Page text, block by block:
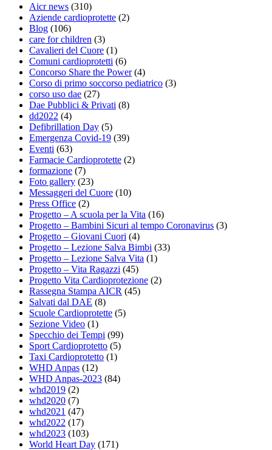
Aicr news (310)
Aziende cardioprotette (2)
Blog (106)
care for children (3)
Cavalieri del Cuore (1)
Comuni cardioprotetti (6)
Concorso Share the Power(4)
Corso di primo soccorso pediatrico (3)
corso uso dae (27)
Dae Pubblici & Privati (8)
dd2022 (4)
Defibrillation Day (5)
Emergenza Covid-19 (39)
Eventi (63)
Farmacie Cardioprotette (2)
formazione (7)
Foto gallery (23)
Messaggeri del Cuore (10)
Press Office (2)
Progetto – A scuola per la Vita (16)
Progetto – Bambini Sicuri al tempo Coronavirus (3)
Progetto – Giovani Cuori (4)
Progetto – Lezione Salva Bimbi (33)
Progetto – Lezione Salva Vita (1)
Progetto – Vita Ragazzi (45)
Progetto Vita Cardioprotezione (2)
Rassegna Stampa AICR (45)
Salvati dal DAE (8)
Scuole Cardioprotette (5)
Sezione Video (1)
Specchio dei Tempi (99)
Sport Cardioprotetto (5)
Taxi Cardioprotetto (1)
WHD Anpas (12)
WHD Anpas-2023 (84)
whd2019 (2)
whd2020 (7)
whd2021 (47)
whd2022 (17)
whd2023 (103)
World Heart Day (171)